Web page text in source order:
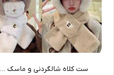
ست کلاه شالگردني و ماسک ...